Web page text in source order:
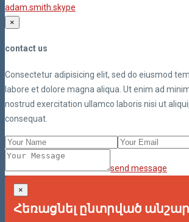
adam.smith.skype
×
contact us
Consectetur adipisicing elit, sed do eiusmod
labore et dolore magna aliqua. Ut enim ad
nostrud exercitation ullamco laboris nisi ut
consequat.
send message
×
Հեռացնել ընտրված